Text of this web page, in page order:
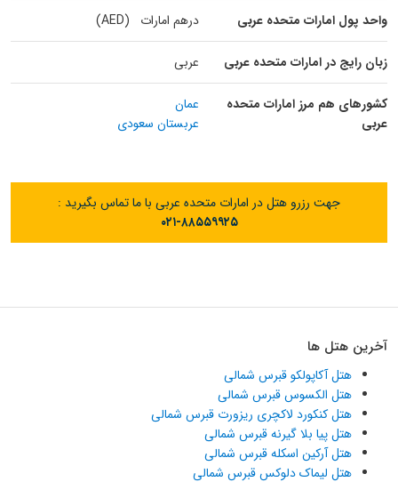
واحد پول امارات متحده عربی درهم امارات (AED)
زبان رایج در امارات متحده عربی عربی
کشورهای هم مرز امارات متحده
عربی
عمان
عربستان سعودی
جهت رزرو هتل در امارات متحده عربی با ما تماس بگیرید :
۰۲۱-۸۸۵۵۹۹۲۵
آخرین هتل ها
هتل آکاپولکو قبرس شمالی
هتل الکسوس قبرس شمالی
هتل کنکورد لاکچری ریزورت قبرس شمالی
هتل پیا بلا گیرنه قبرس شمالی
هتل آرکین اسکله قبرس شمالی
هتل لیماک دلوکس قبرس شمالی